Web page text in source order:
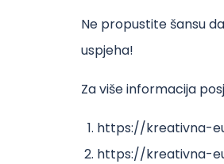
Ne propustite šansu
uspjeha!
Za više informacija
https://kreativna-
https://kreativna-